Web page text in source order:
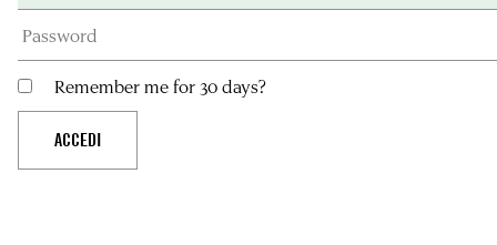
Remember me for 30 days?